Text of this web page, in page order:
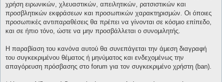
χρήση ειρωνικών, χλευαστικών, απειλητικών, ρατσιστικών και
προσβλητικών εκφράσεων και προσωπικών χαρακτηρισμών. Οι όποιες
προσωπικές αντιπαραθέσεις θα πρέπει να γίνονται σε κόσμιο επίπεδο,
και σε ήπιο τόνο, ώστε να μην προσβάλλεται ο συνομιλητής.
Η παραβίαση του κανόνα αυτού θα συνεπάγεται την άμεση διαγραφή
του συγκεκριμένου θέματος ή μηνύματος και ενδεχομένως την
απαγόρευση πρόσβασης στο forum για τον συγκεκριμένο χρήστη (ban).